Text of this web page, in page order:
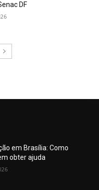
DF
em Brasília: Como
obter ajuda